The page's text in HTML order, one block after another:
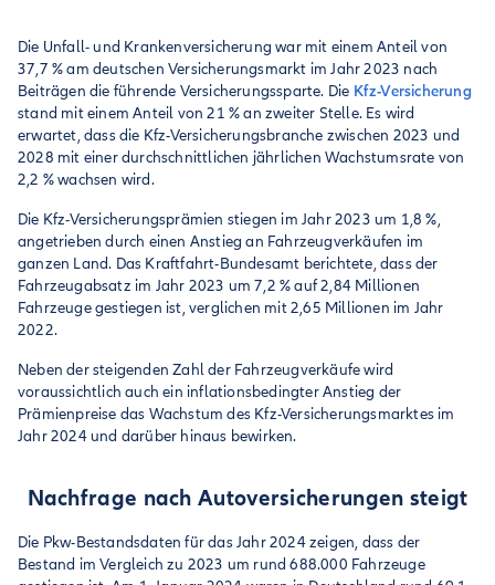
Die Unfall- und Krankenversicherung war mit einem Anteil von
37,7 % am deutschen Versicherungsmarkt im Jahr 2023 nach
Beiträgen die führende Versicherungssparte. Die Kfz-Versicherung
stand mit einem Anteil von 21 % an zweiter Stelle. Es wird
erwartet, dass die Kfz-Versicherungsbranche zwischen 2023 und
2028 mit einer durchschnittlichen jährlichen Wachstumsrate von
2,2 % wachsen wird.
Die Kfz-Versicherungsprämien stiegen im Jahr 2023 um 1,8 %,
angetrieben durch einen Anstieg an Fahrzeugverkäufen im
ganzen Land. Das Kraftfahrt-Bundesamt berichtete, dass der
Fahrzeugabsatz im Jahr 2023 um 7,2 % auf 2,84 Millionen
Fahrzeuge gestiegen ist, verglichen mit 2,65 Millionen im Jahr
2022.
Neben der steigenden Zahl der Fahrzeugverkäufe wird
voraussichtlich auch ein inflationsbedingter Anstieg der
Prämienpreise das Wachstum des Kfz-Versicherungsmarktes im
Jahr 2024 und darüber hinaus bewirken.
Nachfrage nach Autoversicherungen steigt
Die Pkw-Bestandsdaten für das Jahr 2024 zeigen, dass der
Bestand im Vergleich zu 2023 um rund 688.000 Fahrzeuge